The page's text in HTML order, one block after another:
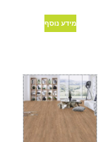
מידע נוסף